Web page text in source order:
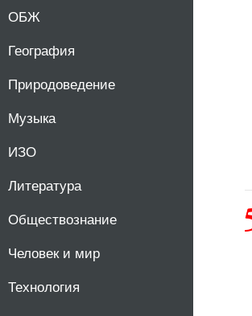
ОБЖ
География
Природоведение
Музыка
ИЗО
Литература
Обществознание
Человек и мир
Технология